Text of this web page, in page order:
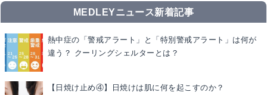
MEDLEYニュース新着記事
熱中症の「警戒アラート」と「特別警戒アラート」は何が
違う？ クーリングシェルターとは？
【日焼け止め④】日焼けは肌に何を起こすのか？